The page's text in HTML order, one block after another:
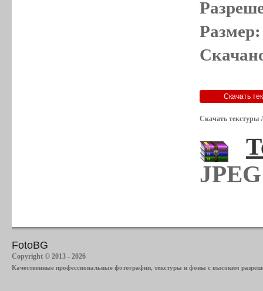
Скачать
FotoBG
Copyright © 2013 - 2026
Качественные профессиональные фотографии, текстуры и фоны с высоким